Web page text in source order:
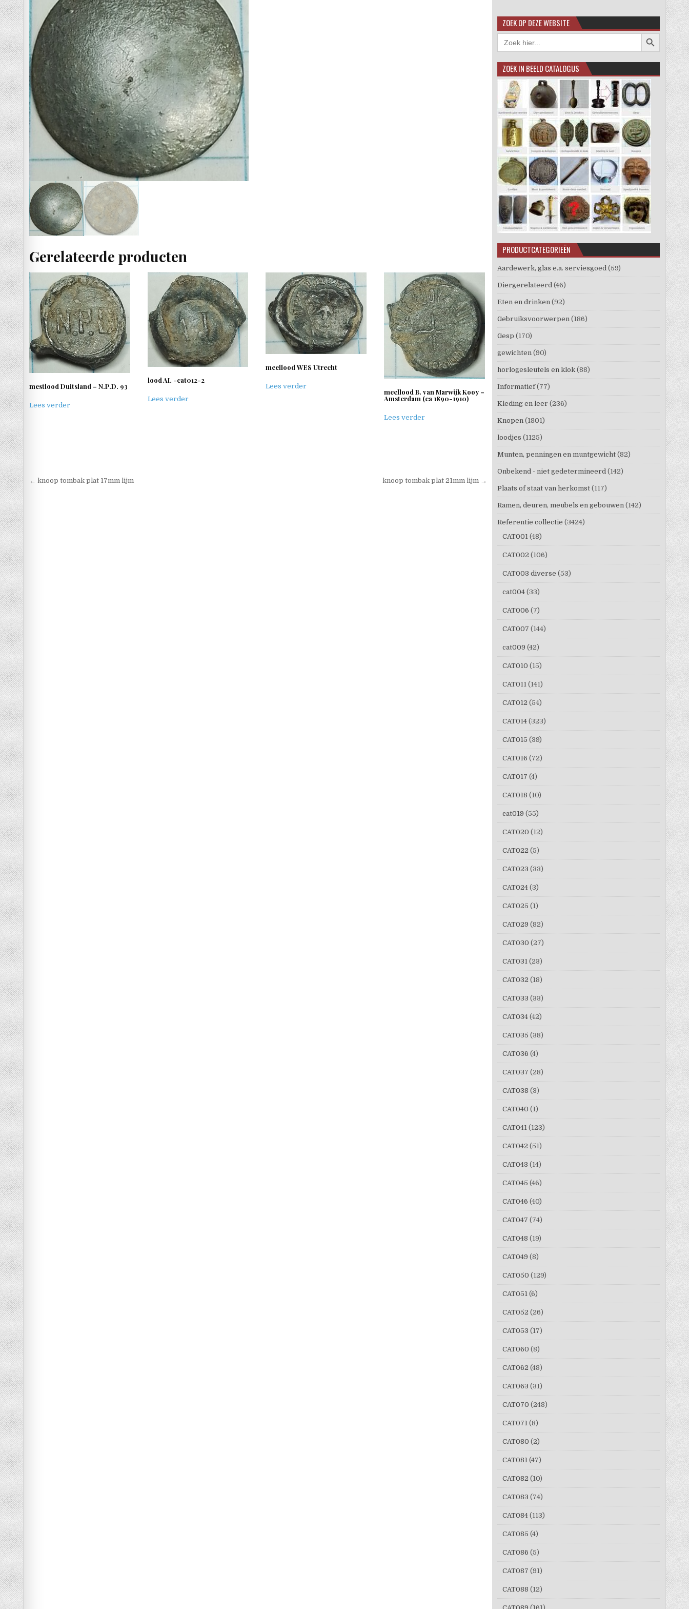
Gerelateerde producten
mestlood Duitsland – N.P.D. 93
Lees verder
lood AL -cat012-2
Lees verder
meellood WES Utrecht
Lees verder
meellood B. van Marwijk Kooy –
Amsterdam (ca 1890-1910)
Lees verder
Berichtnavigatie
← knoop tombak plat 17mm lijm knoop tombak plat 21mm lijm →
ZOEK OP DEZE WEBSITE
Zoek
naar:
Zoekknop
ZOEK IN BEELD CATALOGUS
PRODUCTCATEGORIEËN
Aardewerk, glas e.a. serviesgoed (59)
Diergerelateerd (46)
Eten en drinken (92)
Gebruiksvoorwerpen (186)
Gesp (170)
gewichten (90)
horlogesleutels en klok (88)
Informatief (77)
Kleding en leer (236)
Knopen (1801)
loodjes (1125)
Munten, penningen en muntgewicht (82)
Onbekend - niet gedetermineerd (142)
Plaats of staat van herkomst (117)
Ramen, deuren, meubels en gebouwen (142)
Referentie collectie (3424)
CAT001 (48)
CAT002 (106)
CAT003 diverse (53)
cat004 (33)
CAT006 (7)
CAT007 (144)
cat009 (42)
CAT010 (15)
CAT011 (141)
CAT012 (54)
CAT014 (323)
CAT015 (39)
CAT016 (72)
CAT017 (4)
CAT018 (10)
cat019 (55)
CAT020 (12)
CAT022 (5)
CAT023 (33)
CAT024 (3)
CAT025 (1)
CAT029 (82)
CAT030 (27)
CAT031 (23)
CAT032 (18)
CAT033 (33)
CAT034 (42)
CAT035 (38)
CAT036 (4)
CAT037 (28)
CAT038 (3)
CAT040 (1)
CAT041 (123)
CAT042 (51)
CAT043 (14)
CAT045 (46)
CAT046 (40)
CAT047 (74)
CAT048 (19)
CAT049 (8)
CAT050 (129)
CAT051 (6)
CAT052 (26)
CAT053 (17)
CAT060 (8)
CAT062 (48)
CAT063 (31)
CAT070 (248)
CAT071 (8)
CAT080 (2)
CAT081 (47)
CAT082 (10)
CAT083 (74)
CAT084 (113)
CAT085 (4)
CAT086 (5)
CAT087 (91)
CAT088 (12)